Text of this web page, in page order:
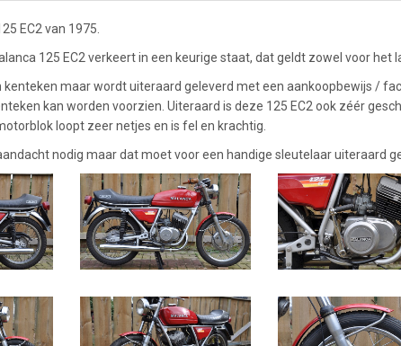
EC2 van 1975.
125 EC2 verkeert in een keurige staat, dat geldt zowel voor het
maar wordt uiteraard geleverd met een aankoopbewijs /
kan worden voorzien. Uiteraard is deze 125 EC2 ook zéér
loopt zeer netjes en is fel en krachtig.
nodig maar dat moet voor een handige sleutelaar uiteraard